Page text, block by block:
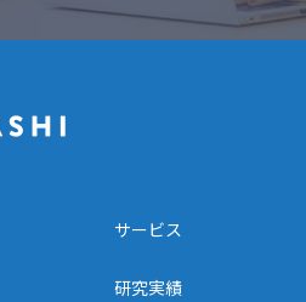
サービス
研究実績